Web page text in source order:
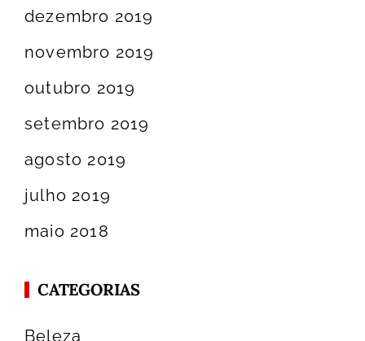
dezembro 2019
novembro 2019
outubro 2019
setembro 2019
agosto 2019
julho 2019
maio 2018
CATEGORIAS
Beleza